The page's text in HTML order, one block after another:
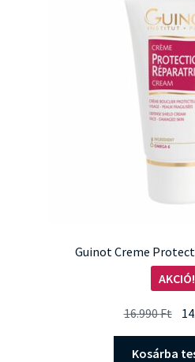
Guinot Creme
AKCIÓ!
16.990Ft
Kosárba